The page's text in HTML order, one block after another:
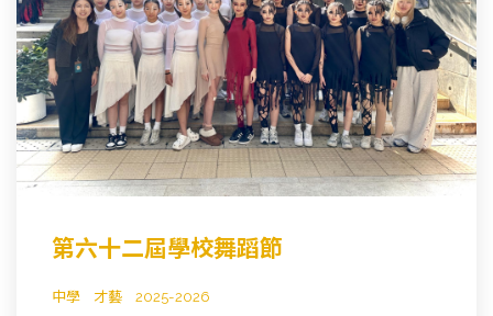
第六十二屆學校舞蹈節
中學 才藝 2025-2026